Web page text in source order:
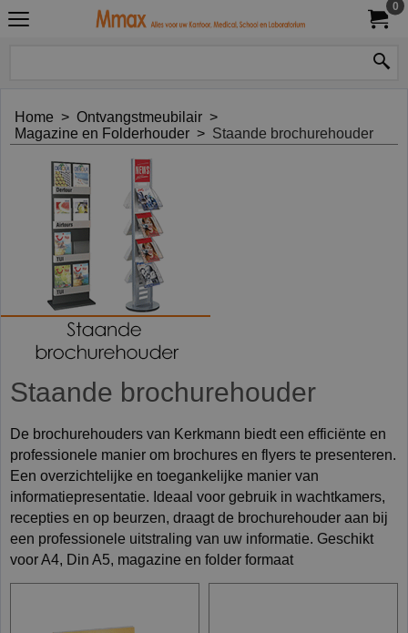
0
Home > Ontvangstmeubilair >
Magazine en Folderhouder > Staande brochurehouder
Staande brochurehouder
De brochurehouders van Kerkmann biedt een efficiënte en
professionele manier om brochures en flyers te presenteren.
Een overzichtelijke en toegankelijke manier van
informatiepresentatie. Ideaal voor gebruik in wachtkamers,
recepties en op beurzen, draagt de brochurehouder aan bij
een professionele uitstraling van uw informatie. Geschikt
voor A4, Din A5, magazine en folder formaat